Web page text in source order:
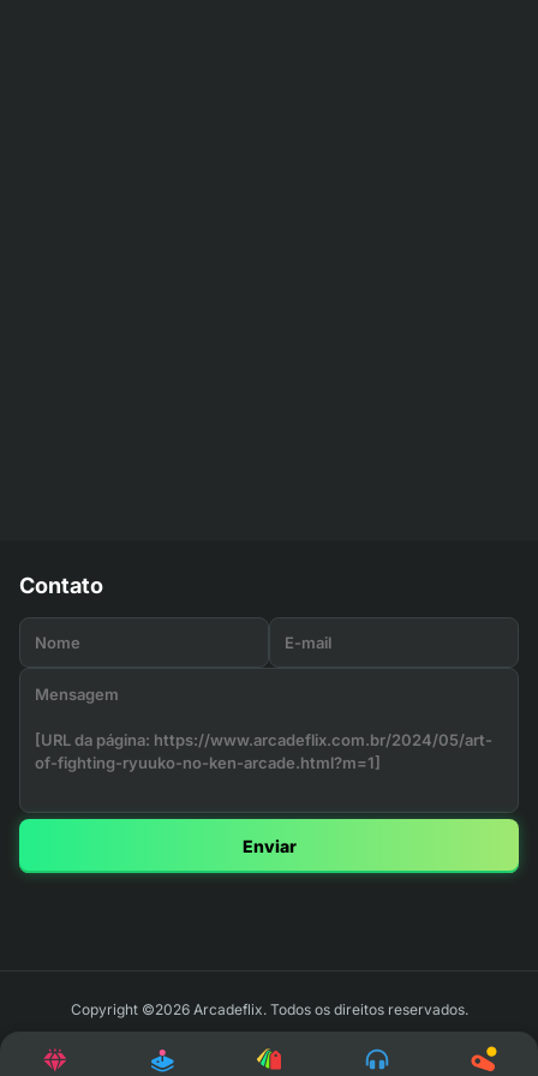
Contato
Enviar
Copyright ©2026 Arcadeflix. Todos os direitos reservados.